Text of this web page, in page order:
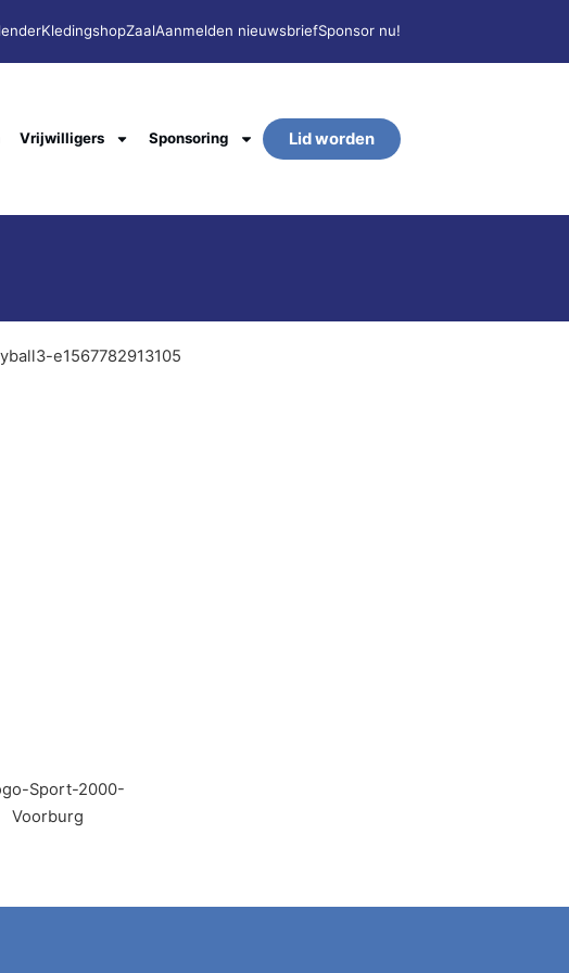
KledingshopZaalAanmelden nieuwsbriefSponsor nu!
Vrijwilligers Sponsoring Lid worden